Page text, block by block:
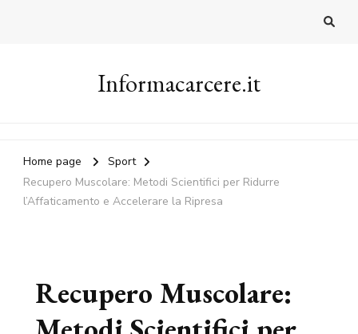
Informacarcere.it
Home page
Sport
Recupero Muscolare: Metodi Scientifici per Ridurre
l’Affaticamento e Accelerare la Ripresa
Recupero Muscolare: